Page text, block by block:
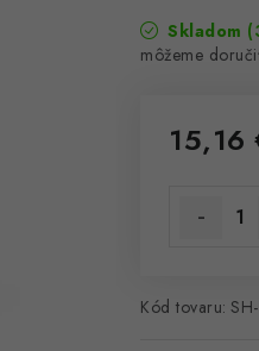
Skladom
15,16
Kód tovaru: